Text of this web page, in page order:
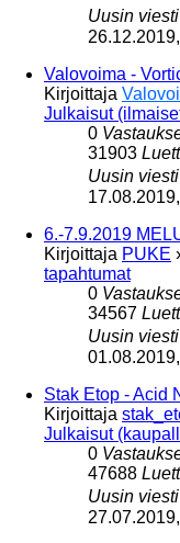
Uusin viesti
Valovoima -
Kirjoittaja
Julkaisut
0
31903
Uusin viesti
6.-7.9.2019
Kirjoittaja PUKE
tapahtumat
0
34567
Uusin viesti
Stak Etop - Acid
Kirjoittaja
Julkaisut
0
47688
Uusin viesti